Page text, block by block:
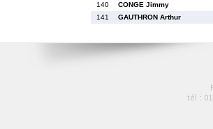
140
CONGE Jimmy
141
GAUTHRON Arthur
tél :